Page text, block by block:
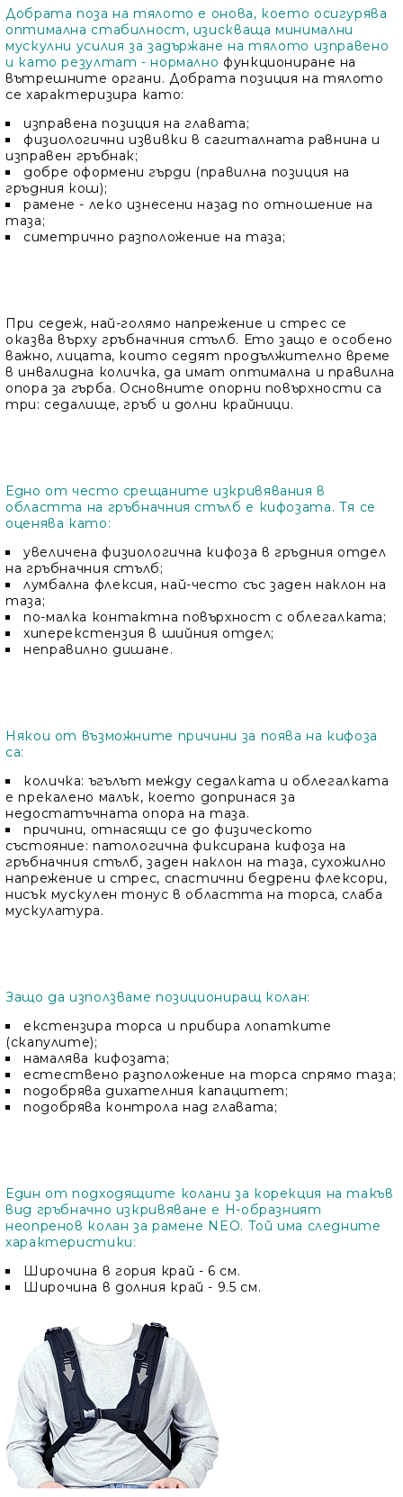
Добрата поза на тялото е онова, което осигурява
оптимална стабилност, изискваща минимални
мускулни усилия за задържане на тялото изправено
и като резултат - нормално функциониране на
вътрешните органи. Добрата позиция на тялото
се характеризира като:
изправена позиция на главата;
физиологични извивки в сагиталната равнина и
изправен гръбнак;
добре оформени гърди (правилна позиция на
гръдния кош);
рамене - леко изнесени назад по отношение на
таза;
симетрично разположение на таза;
При седеж, най-голямо напрежение и стрес се
оказва върху гръбначния стълб. Ето защо е особено
важно, лицата, които седят продължително време
в инвалидна количка, да имат оптимална и правилна
опора за гърба. Основните опорни повърхности са
три: седалище, гръб и долни крайници.
Едно от често срещаните изкривявания в
областта на гръбначния стълб е кифозата. Тя се
оценява като:
увеличена физиологична кифоза в гръдния отдел
на гръбначния стълб;
лумбална флексия, най-често със заден наклон на
таза;
по-малка контактна повърхност с облегалката;
хиперекстензия в шийния отдел;
неправилно дишане.
Някои от възможните причини за поява на кифоза
са:
количка: ъгълът между седалката и облегалката
е прекалено малък, което допринася за
недостатъчната опора на таза.
причини, отнасящи се до физическото
състояние: патологична фиксирана кифоза на
гръбначния стълб, заден наклон на таза, сухожилно
напрежение и стрес, спастични бедрени флексори,
нисък мускулен тонус в областта на торса, слаба
мускулатура.
Защо да използваме позициониращ колан:
екстензира торса и прибира лопатките
(скапулите);
намалява кифозата;
естествено разположение на торса спрямо таза;
подобрява дихателния капацитет;
подобрява контрола над главата;
Един от подходящите колани за корекция на такъв
вид гръбначно изкривяване е Н-образният
неопренов колан за рамене NEO. Той има следните
характеристики:
Широчина в гория край - 6 см.
Широчина в долния край - 9.5 см.